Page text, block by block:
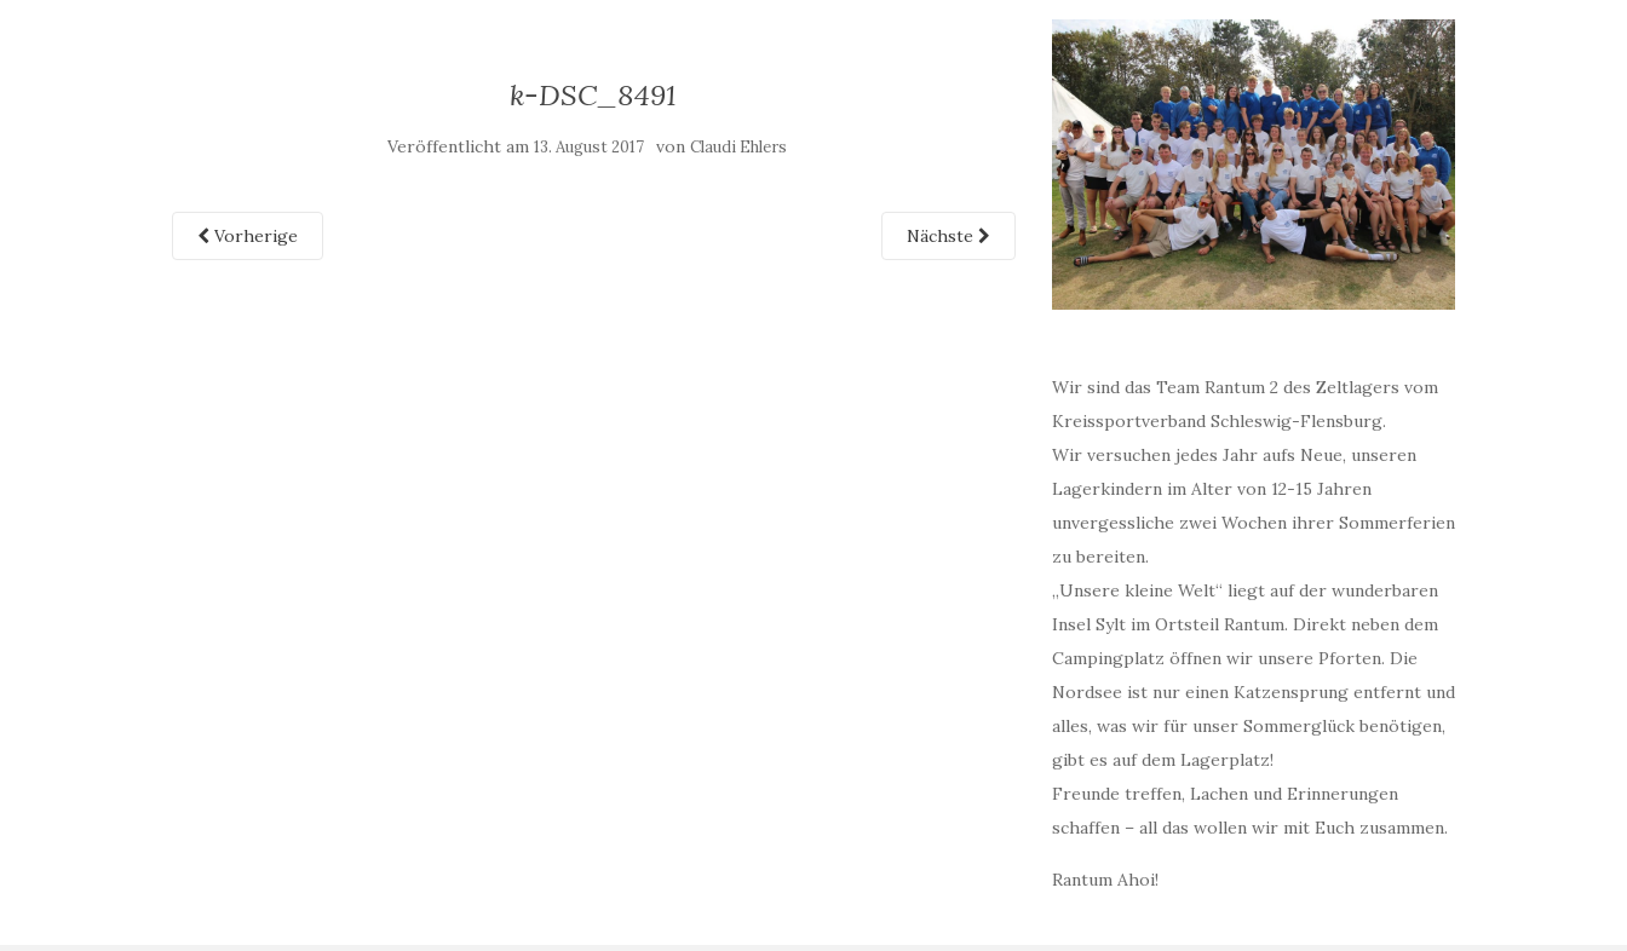
k-DSC_8491
Veröffentlicht am13. August 2017 vonClaudi Ehlers
Vorherige Nächste
Wir sind das Team Rantum 2 des Zeltlagers vom
Kreissportverband Schleswig-Flensburg.
Wir versuchen jedes Jahr aufs Neue, unseren
Lagerkindern im Alter von 12-15 Jahren
unvergessliche zwei Wochen ihrer Sommerferien
zu bereiten.
„Unsere kleine Welt“ liegt auf der wunderbaren
Insel Sylt im Ortsteil Rantum. Direkt neben dem
Campingplatz öffnen wir unsere Pforten. Die
Nordsee ist nur einen Katzensprung entfernt und
alles, was wir für unser Sommerglück benötigen,
gibt es auf dem Lagerplatz!
Freunde treffen, Lachen und Erinnerungen
schaffen – all das wollen wir mit Euch zusammen.
Rantum Ahoi!